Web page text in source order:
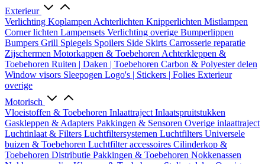
Exterieur
Verlichting Koplampen Achterlichten Knipperlichten Mistlampen
Corner lichten Lampensets Verlichting overige Bumperlippen
Bumpers Grill Spiegels Spoilers Side Skirts Carrosserie reparatie
Zijschermen Motorkappen & Toebehoren Achterkleppen &
Toebehoren Ruiten | Daken | Toebehoren Carbon & Polyester delen
Window visors Sleepogen Logo's | Stickers | Folies Exterieur
overige
Motorisch
Vloeistoffen & Toebehoren Inlaattraject Inlaatspruitstukken
Gaskleppen & Adapters Pakkingen & Sensoren Overige inlaattraject
Luchtinlaat & Filters Luchtfiltersystemen Luchtfilters Universele
buizen & Toebehoren Luchtfilter accessoires Cilinderkop &
Toebehoren Distributie Pakkingen & Toebehoren Nokkenassen